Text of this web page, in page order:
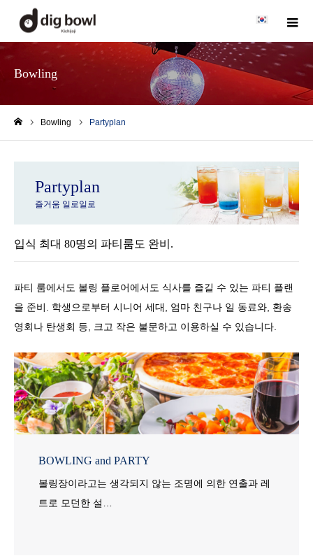
Bowling
Bowling Partyplan
Partyplan
즐거움 일로일로
입식 최대 80명의 파티룸도 완비.
파티 룸에서도 볼링 플로어에서도 식사를 즐길 수 있는 파티 플랜
을 준비. 학생으로부터 시니어 세대, 엄마 친구나 일 동료와, 환송
영회나 탄생회 등, 크고 작은 불문하고 이용하실 수 있습니다.
BOWLING and PARTY
볼링장이라고는 생각되지 않는 조명에 의한 연출과 레
트로 모던한 설…